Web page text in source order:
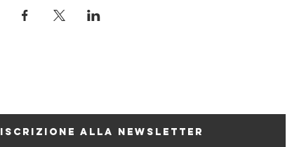
Iscrizione alla newsletter